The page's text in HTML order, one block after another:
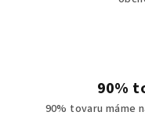
90%
90% tovaru máme